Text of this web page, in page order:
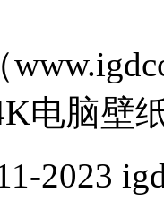
电脑壁
2023